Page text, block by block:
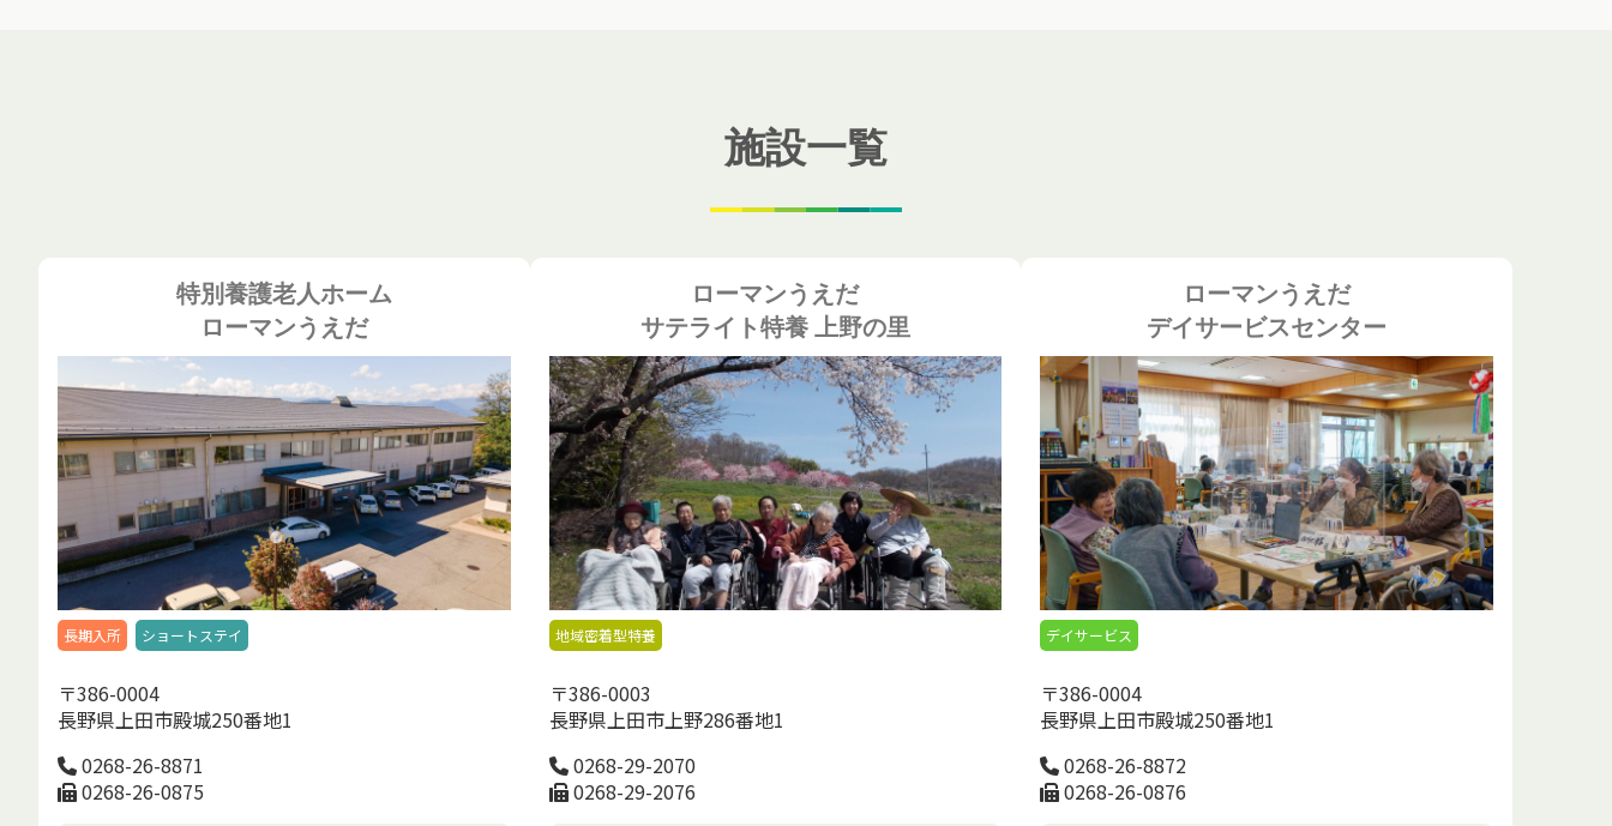
施設一覧
特別養護老人ホーム
ローマンうえだ
長期入所 ショートステイ
〒386-0004
長野県上田市殿城250番地1
0268-26-8871
0268-26-0875
ローマンうえだ
サテライト特養 上野の里
地域密着型特養
〒386-0003
長野県上田市上野286番地1
0268-29-2070
0268-29-2076
ローマンうえだ
デイサービスセンター
デイサービス
〒386-0004
長野県上田市殿城250番地1
0268-26-8872
0268-26-0876